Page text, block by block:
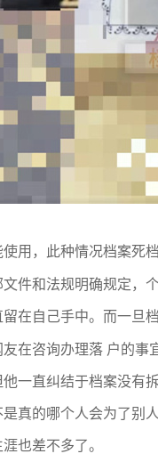
用，此种情况档案死
件和法规明确规定，
在自己手中。而一旦
在咨询办理落 户的事
一直纠结于档案没有
真的哪个人会为了别
也差不多了。